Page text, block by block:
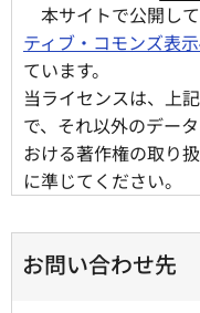
本サイトで公開し
ティブ・コモンズ表
ています。
当ライセンスは、上
で、それ以外のデー
おける著作権の取り
に準じてください。
お問い合わせ先